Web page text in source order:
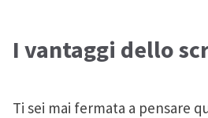
I vantaggi dello
Ti sei mai fermata a pensare